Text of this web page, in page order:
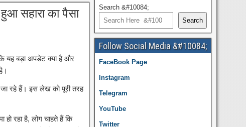
सहारा का पैसा
यह बड़ा अपडेट क्या है और
रहे हैं। इस लेख को पूरी तरह
हो रहा है, लोग चाहते हैं कि
Search &#10084;
Search
Follow Social Media &#10084;
FaceBook Page
Instagram
Telegram
YouTube
Twitter